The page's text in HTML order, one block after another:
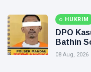
HUKRIM
DPO
Bathin
08 Aug, 2026